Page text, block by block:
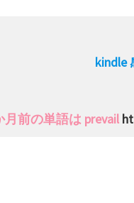
kindle
月前の単語は prevail